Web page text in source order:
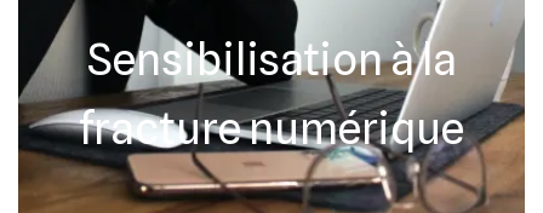
Sensibilisation à la
fracture numérique